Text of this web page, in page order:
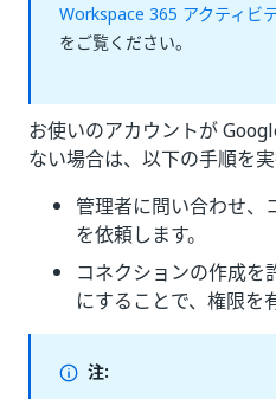
Workspace 365 アクティビ
をご覧ください。
お使いのアカウントが
ない場合は、以下の手順を
管理者に問い合わせ、
を依頼します。
コネクションの作成を
にすることで、権限を
注: